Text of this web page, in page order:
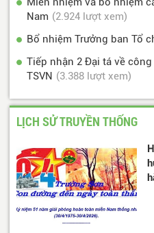
Nam (2.924 lượt xem)
Bổ nhiệm Trưởng ban Tổ
Tiếp nhận 2 Đại tá về
TSVN (3.388 lượt xem)
LỊCH SỬ TRUYỀN THỐNG